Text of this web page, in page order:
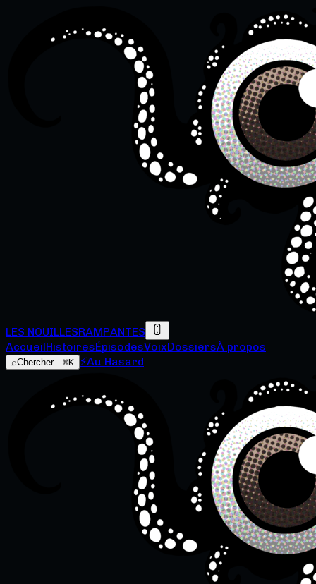
LES NOUILLESRAMPANTES
AccueilHistoiresÉpisodesVoixDossiersÀ propos
⌕Chercher…⌘K ⚡Au Hasard